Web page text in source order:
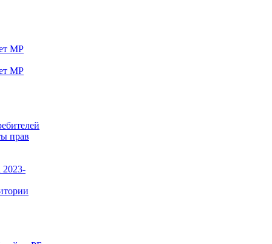
МР
МР
прав
2023-